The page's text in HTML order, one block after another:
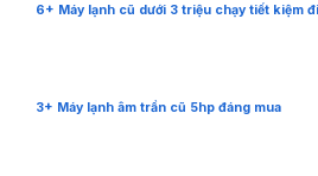
6+ Máy lạnh cũ dưới 3 triệu chạy tiết kiệm
3+ Máy lạnh âm trần cũ 5hp đáng mua